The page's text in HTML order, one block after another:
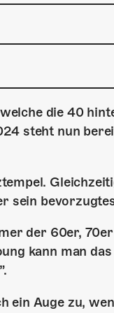
die 40
steht nun
sein
der 60er,
kann man
ein Auge zu,